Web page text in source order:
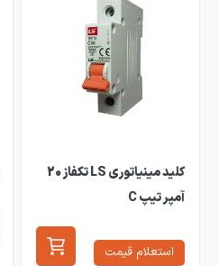
کلید مینیاتوری LS تکفاز 20
آمپر تیپ C
استعلام قیمت